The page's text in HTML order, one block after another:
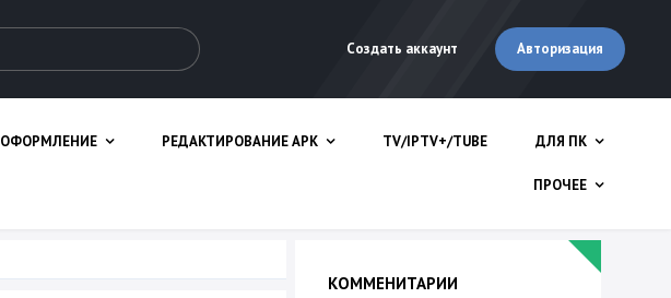
Создать аккаунт Авторизация
ОФОРМЛЕНИЕ РЕДАКТИРОВАНИЕ APK TV/IPTV+/TUBE ДЛЯ ПК
ПРОЧЕЕ
КОММЕНИТАРИИ